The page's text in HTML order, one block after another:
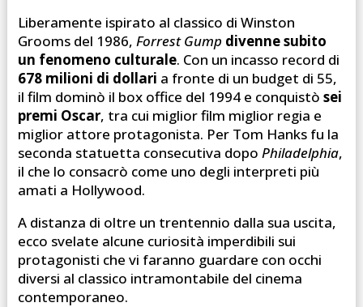
Liberamente ispirato al classico di Winston
Grooms del 1986, Forrest Gump divenne subito
un fenomeno culturale. Con un incasso record di
678 milioni di dollari a fronte di un budget di 55,
il film dominò il box office del 1994 e conquistò sei
premi Oscar, tra cui miglior film miglior regia e
miglior attore protagonista. Per Tom Hanks fu la
seconda statuetta consecutiva dopo Philadelphia,
il che lo consacrò come uno degli interpreti più
amati a Hollywood.
A distanza di oltre un trentennio dalla sua uscita,
ecco svelate alcune curiosità imperdibili sui
protagonisti che vi faranno guardare con occhi
diversi al classico intramontabile del cinema
contemporaneo.